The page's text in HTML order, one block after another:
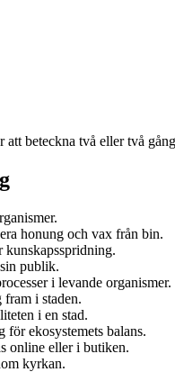
att beteckna två eller två
honung och vax från bin.
publik.
i levande organismer.
fram i staden.
i en stad.
ekosystemets balans.
online eller i butiken.
kyrkan.